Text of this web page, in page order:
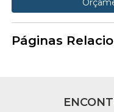
Páginas